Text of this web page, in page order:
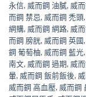
永信, 威而鋼 油膩, 威
而鋼 禁忌, 威而鋼 禿頭,
網購, 威而鋼 網路, 威
而鋼 膀胱, 威而鋼 英國,
鋼 葡萄柚, 威而鋼 藍光,
南文, 威而鋼 過期, 威
暈, 威而鋼 飯前飯後,
威而鋼 高血壓, 威而鋼